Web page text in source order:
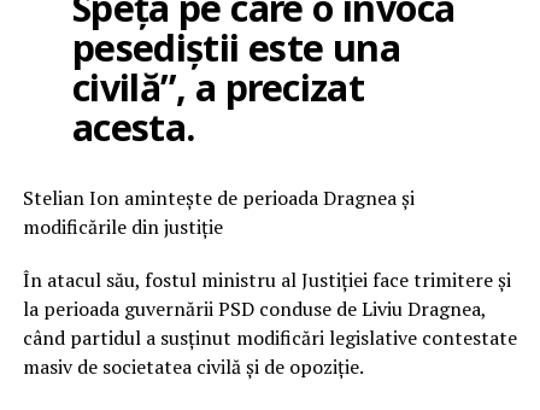
pesediștii este una
civilă”, a precizat
acesta.
Stelian Ion amintește de perioada Dragnea și
modificările din justiție
În atacul său, fostul ministru al Justiției face trimitere și
la perioada guvernării PSD conduse de Liviu Dragnea,
când partidul a susținut modificări legislative contestate
masiv de societatea civilă și de opoziție.